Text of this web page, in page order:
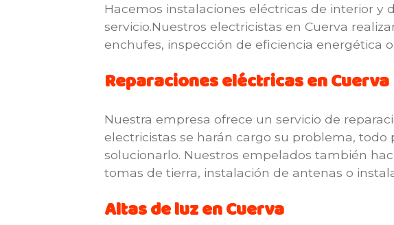
Hacemos instalaciones eléctricas de interior y
servicio.Nuestros electricistas en Cuerva
enchufes, inspección de eficiencia energética
Reparaciones eléctricas en Cuerva
Nuestra empresa ofrece un servicio de
electricistas se harán cargo su problema,
solucionarlo. Nuestros empelados también
tomas de tierra, instalación de antenas o
Altas de luz en Cuerva